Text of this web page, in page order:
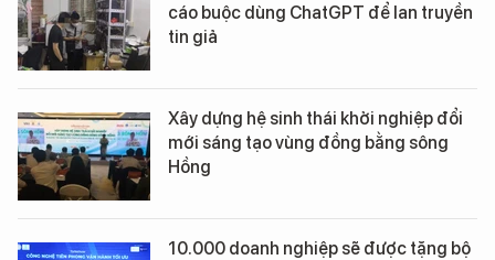
cáo buộc dùng ChatGPT để lan truyền
tin giả
Xây dựng hệ sinh thái khởi nghiệp đổi
mới sáng tạo vùng đồng bằng sông
Hồng
10.000 doanh nghiệp sẽ được tặng bộ